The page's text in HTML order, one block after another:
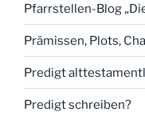
Pfarrstellen-Blog
Prämissen, Plots,
Predigt
Predigt schreiben?